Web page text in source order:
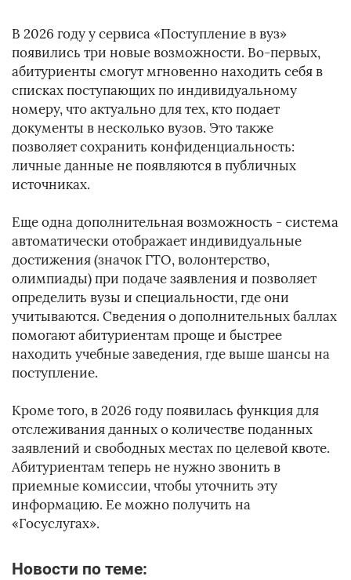
В 2026 году у сервиса «Поступление в вуз»
появились три новые возможности. Во-первых,
абитуриенты смогут мгновенно находить себя в
списках поступающих по индивидуальному
номеру, что актуально для тех, кто подает
документы в несколько вузов. Это также
позволяет сохранить конфиденциальность:
личные данные не появляются в публичных
источниках.
Еще одна дополнительная возможность - система
автоматически отображает индивидуальные
достижения (значок ГТО, волонтерство,
олимпиады) при подаче заявления и позволяет
определить вузы и специальности, где они
учитываются. Сведения о дополнительных баллах
помогают абитуриентам проще и быстрее
находить учебные заведения, где выше шансы на
поступление.
Кроме того, в 2026 году появилась функция для
отслеживания данных о количестве поданных
заявлений и свободных местах по целевой квоте.
Абитуриентам теперь не нужно звонить в
приемные комиссии, чтобы уточнить эту
информацию. Ее можно получить на
«Госуслугах».
Новости по теме: